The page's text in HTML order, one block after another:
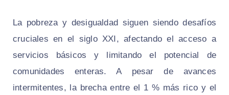
La pobreza y desigualdad siguen siendo desafíos
cruciales en el siglo XXI, afectando el acceso a
servicios básicos y limitando el potencial de
comunidades enteras. A pesar de avances
intermitentes, la brecha entre el 1 % más rico y el